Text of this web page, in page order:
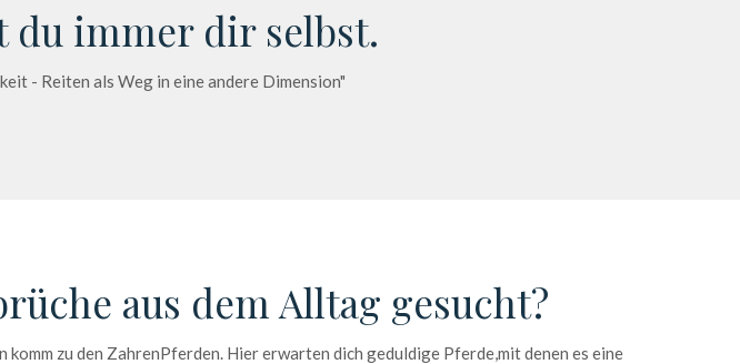
du immer dir selbst.
- Reiten als Weg in eine andere Dimension"
aus dem Alltag gesucht?
zu den ZahrenPferden. Hier erwarten dich geduldige Pferde,mit denen es eine